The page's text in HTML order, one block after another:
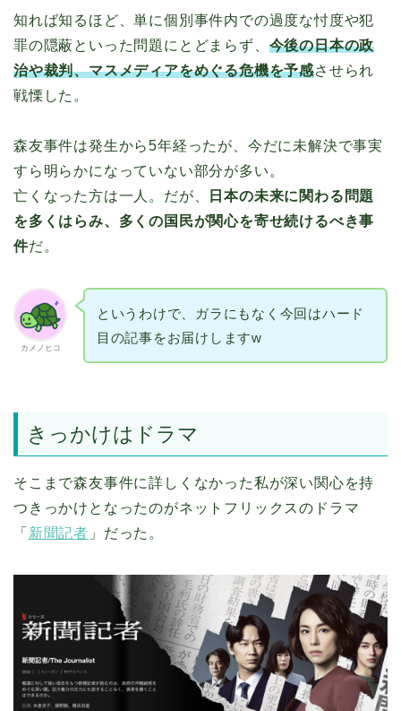
知れば知るほど、単に個別事件内での過度な忖度や犯
罪の隠蔽といった問題にとどまらず、 今後の日本の政
治や裁判、マスメディアをめぐる危機を予感させられ
戦慄した。
森友事件は発生から5年経ったが、今だに未解決で事実
すら明らかになっていない部分が多い。
亡くなった方は一人。だが、
日本の未来に関わる問題
を多くはらみ、多くの国民が関心を寄せ続けるべき事
件だ。
カメノヒコ
というわけで、ガラにもなく今回はハード
目の記事をお届けしますw
きっかけはドラマ
そこまで森友事件に詳しくなかった私が深い関心を持
つきっかけとなったのがネットフリックスのドラマ
「 新聞記者 」だった。